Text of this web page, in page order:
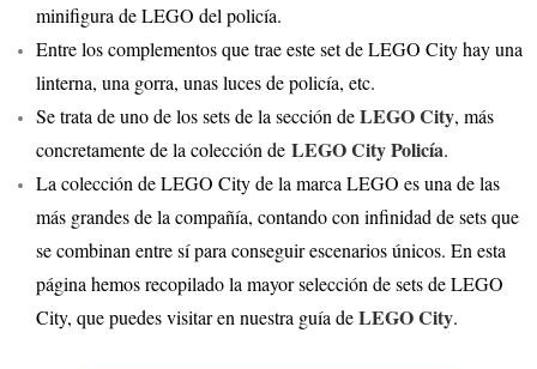
minifigura de LEGO del policía.
Entre los complementos que trae este set de LEGO City hay una
linterna, una gorra, unas luces de policía, etc.
Se trata de uno de los sets de la sección deLEGO City, más
concretamente de la colección de LEGO City Policía.
La colección de LEGO City de la marca LEGO es una de las
más grandes de la compañía, contando con infinidad de sets que
se combinan entre sí para conseguir escenarios únicos. En esta
página hemos recopilado la mayor selección de sets de LEGO
City, que puedes visitar en nuestra guía deLEGO City.